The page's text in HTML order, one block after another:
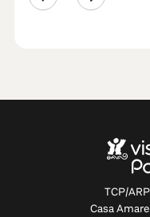
TCP/
Casa